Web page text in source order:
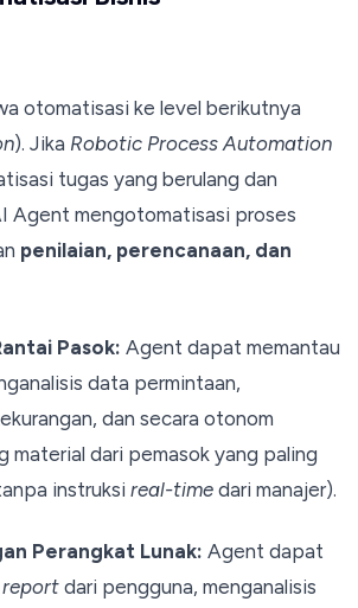
otomatisasi ke level berikutnya
). Jika Robotic Process Automation
tugas yang berulang dan
Agent mengotomatisasi proses
penilaian, perencanaan, dan
Pasok: Agent dapat memantau
data permintaan,
dan secara otonom
material dari pemasok yang paling
instruksi real-timedari manajer).
Perangkat Lunak: Agent dapat
dari pengguna, menganalisis